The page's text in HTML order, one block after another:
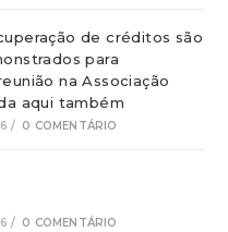
de créditos são
para
na Associação
aqui também
/ 0 COMENTÁRIO
/ 0 COMENTÁRIO